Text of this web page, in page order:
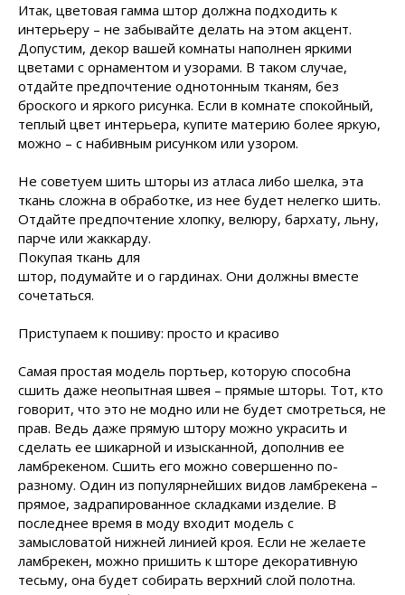
Итак, цветовая гамма штор должна подходить к
интерьеру – не забывайте делать на этом акцент.
Допустим, декор вашей комнаты наполнен яркими
цветами с орнаментом и узорами. В таком случае,
отдайте предпочтение однотонным тканям, без
броского и яркого рисунка. Если в комнате спокойный,
теплый цвет интерьера, купите материю более яркую,
можно – с набивным рисунком или узором.
Не советуем шить шторы из атласа либо шелка, эта
ткань сложна в обработке, из нее будет нелегко шить.
Отдайте предпочтение хлопку, велюру, бархату, льну,
парче или жаккарду.
Покупая ткань для
штор, подумайте и о гардинах. Они должны вместе
сочетаться.
Приступаем к пошиву: просто и красиво
Самая простая модель портьер, которую способна
сшить даже неопытная швея – прямые шторы. Тот, кто
говорит, что это не модно или не будет смотреться, не
прав. Ведь даже прямую штору можно украсить и
сделать ее шикарной и изысканной, дополнив ее
ламбрекеном. Сшить его можно совершенно по-
разному. Один из популярнейших видов ламбрекена –
прямое, задрапированное складками изделие. В
последнее время в моду входит модель с
замысловатой нижней линией кроя. Если не желаете
ламбрекен, можно пришить к шторе декоративную
тесьму, она будет собирать верхний слой полотна.